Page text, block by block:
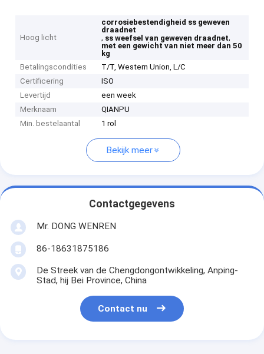
Hoog licht
corrosiebestendigheid ss geweven
draadnet
, ss weefsel van geweven draadnet,
met een gewicht van niet meer dan 50
kg
Betalingscondities
T/T, Western Union, L/C
Certificering
ISO
Levertijd
een week
Merknaam
QIANPU
Min. bestelaantal
1 rol
Bekijk meer
Contactgegevens
Mr. DONG WENREN
86-18631875186
De Streek van de Chengdongontwikkeling, Anping-
Stad, hij Bei Province, China
Contact nu